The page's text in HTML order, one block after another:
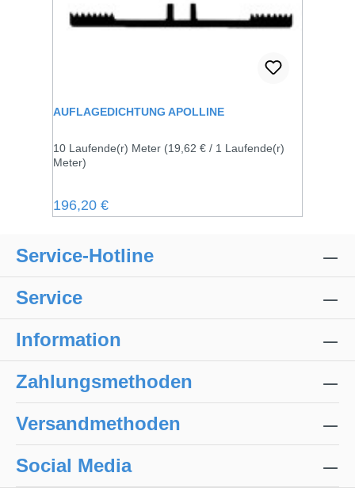
AUFLAGEDICHTUNG APOLLINE
10 Laufende(r) Meter (19,62 € / 1 Laufende(r)
Meter)
Regulärer Preis:
196,20 €
Service-Hotline
Service
Information
Zahlungsmethoden
Versandmethoden
Social Media